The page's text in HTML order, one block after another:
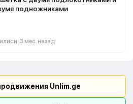
подножниками
3 мес. назад
Unlim.ge